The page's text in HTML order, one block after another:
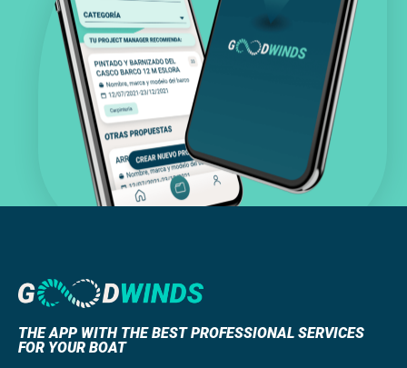
THE APP WITH THE BEST PROFESSIONAL SERVICES
FOR YOUR BOAT